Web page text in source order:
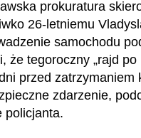
prokuratura
26-letniemu
samochodu
że tegoroczny „rajd
przed zatrzymaniem
zdarzenie,
policjanta.